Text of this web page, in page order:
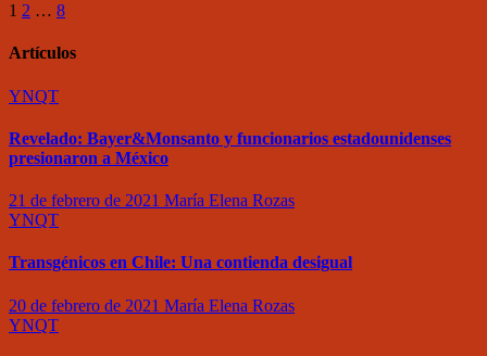
1 2 … 8
Artículos
YNQT
Revelado: Bayer&Monsanto y funcionarios estadounidenses
presionaron a México
21 de febrero de 2021 María Elena Rozas
YNQT
Transgénicos en Chile: Una contienda desigual
20 de febrero de 2021 María Elena Rozas
YNQT